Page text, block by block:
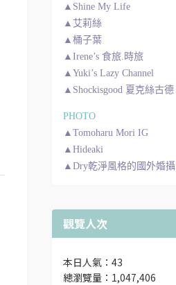
▲Shine My Life
▲艾莉絲
▲桶子葉
▲Irene’s 食旅.時旅
▲Yuki’s Lazy Channel
▲Shockisgood 夏克絲古德
PHOTO
▲Tomoharu Mori IG
▲Hideaki
▲Dry乾淨風格的國外婚攝
觀覽人次
本日人氣：43
總瀏覽量：1,047,406